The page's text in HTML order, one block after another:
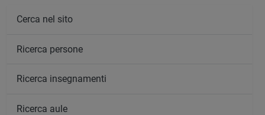
Cerca nel sito
Ricerca persone
Ricerca insegnamenti
Ricerca aule